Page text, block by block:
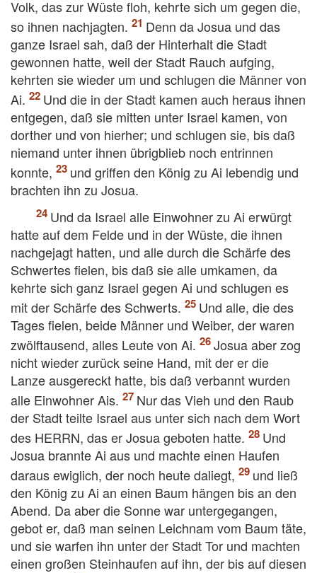
Volk, das zur Wüste floh, kehrte sich um gegen die,
so ihnen nachjagten.
Denn da Josua und das
ganze Israel sah, daß der Hinterhalt die Stadt
gewonnen hatte, weil der Stadt Rauch aufging,
kehrten sie wieder um und schlugen die Männer von
Ai.
Und die in der Stadt kamen auch heraus ihnen
entgegen, daß sie mitten unter Israel kamen, von
dorther und von hierher; und schlugen sie, bis daß
niemand unter ihnen übrigblieb noch entrinnen
konnte,
und griffen den König zu Ai lebendig und
brachten ihn zu Josua.
Und da Israel alle Einwohner zu Ai erwürgt
hatte auf dem Felde und in der Wüste, die ihnen
nachgejagt hatten, und alle durch die Schärfe des
Schwertes fielen, bis daß sie alle umkamen, da
kehrte sich ganz Israel gegen Ai und schlugen es
mit der Schärfe des Schwerts.
Und alle, die des
Tages fielen, beide Männer und Weiber, der waren
zwölftausend, alles Leute von Ai.
Josua aber zog
nicht wieder zurück seine Hand, mit der er die
Lanze ausgereckt hatte, bis daß verbannt wurden
alle Einwohner Ais.
Nur das Vieh und den Raub
der Stadt teilte Israel aus unter sich nach dem Wort
des HERRN, das er Josua geboten hatte.
Und
Josua brannte Ai aus und machte einen Haufen
daraus ewiglich, der noch heute daliegt,
und ließ
den König zu Ai an einen Baum hängen bis an den
Abend. Da aber die Sonne war untergegangen,
gebot er, daß man seinen Leichnam vom Baum täte,
und sie warfen ihn unter der Stadt Tor und machten
einen großen Steinhaufen auf ihn, der bis auf diesen